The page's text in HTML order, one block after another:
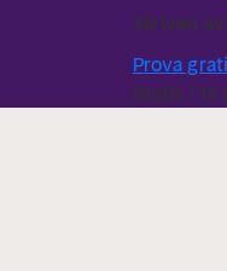
Skriven av
Prova
Gratis i 14